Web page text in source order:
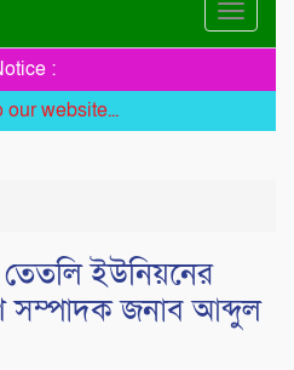
Toggle
:
website...
ইউনিয়নের
সম্পাদক জনাব আব্দুল